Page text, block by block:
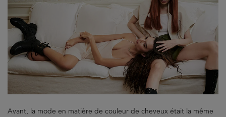
Avant, la mode en matière de couleur de cheveux était la même